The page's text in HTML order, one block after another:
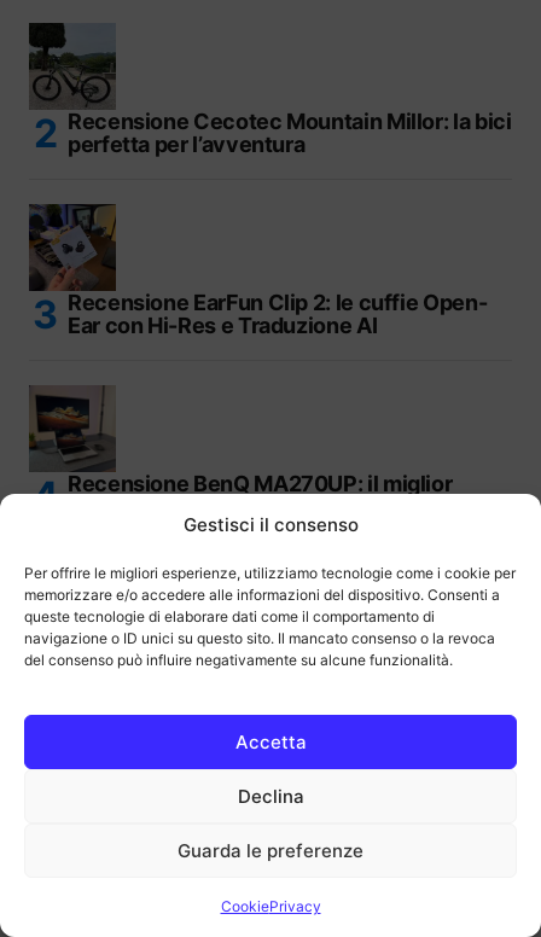
Gestisci il consenso
Per offrire le migliori esperienze, utilizziamo tecnologie come i cookie per
memorizzare e/o accedere alle informazioni del dispositivo. Consenti a
queste tecnologie di elaborare dati come il comportamento di
navigazione o ID unici su questo sito. Il mancato consenso o la revoca
del consenso può influire negativamente su alcune funzionalità.
Accetta
Declina
Guarda le preferenze
CookiePrivacy
Recensione Cecotec Mountain Millor: la bici
perfetta per l’avventura
Recensione EarFun Clip 2: le cuffie Open-
Ear con Hi-Res e Traduzione AI
Recensione BenQ MA270UP: il miglior
2 mesi con Amazfit Active Max: Recensione
Ultime Guide all'Acquisto